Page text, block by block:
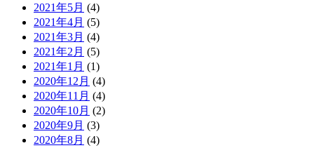
2021年5月 (4)
2021年4月 (5)
2021年3月 (4)
2021年2月 (5)
2021年1月 (1)
2020年12月 (4)
2020年11月 (4)
2020年10月 (2)
2020年9月 (3)
2020年8月 (4)